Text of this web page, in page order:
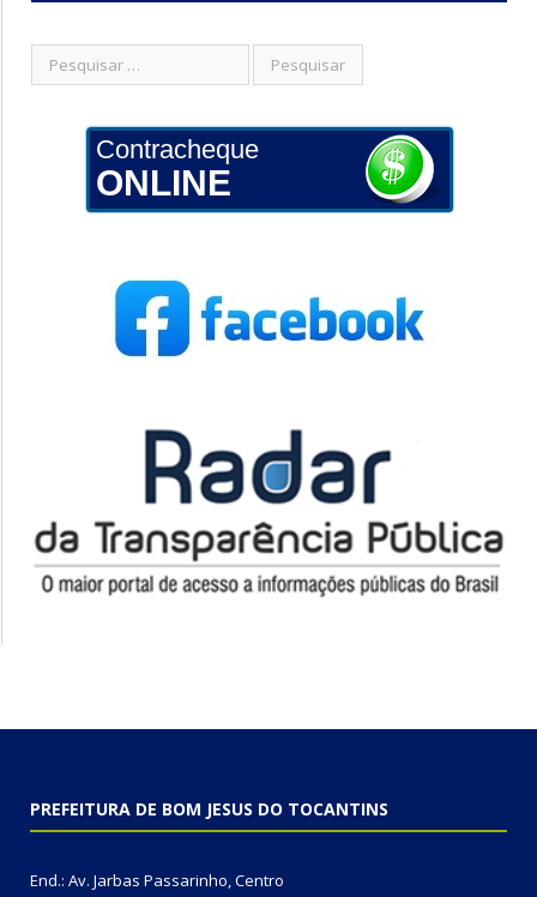
Contracheque
ONLINE
PREFEITURA DE BOM JESUS DO TOCANTINS
End.: Av. Jarbas Passarinho, Centro